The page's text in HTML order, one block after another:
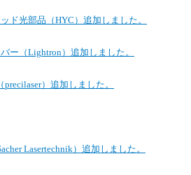
ド光部品（HYC）追加しました。
ー（Lightron）追加しました。
）追加しました。
Lasertechnik）追加しました。